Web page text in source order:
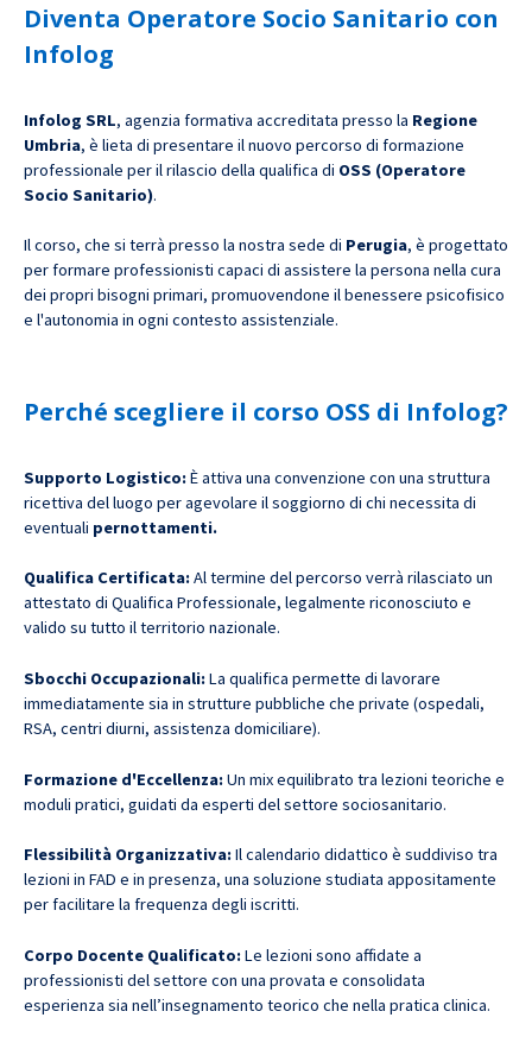
Diventa Operatore Socio Sanitario con
Infolog
Infolog SRL, agenzia formativa accreditata presso la Regione
Umbria, è lieta di presentare il nuovo percorso di formazione
professionale per il rilascio della qualifica di OSS (Operatore
Socio Sanitario).
Il corso, che si terrà presso la nostra sede di Perugia, è progettato
per formare professionisti capaci di assistere la persona nella cura
dei propri bisogni primari, promuovendone il benessere psicofisico
e l'autonomia in ogni contesto assistenziale.
Perché scegliere il corso OSS di Infolog?
Supporto Logistico:È attiva una convenzione con una struttura
ricettiva del luogo per agevolare il soggiorno di chi necessita di
eventuali pernottamenti.
Qualifica Certificata:Al termine del percorso verrà rilasciato un
attestato di Qualifica Professionale, legalmente riconosciuto e
valido su tutto il territorio nazionale.
Sbocchi Occupazionali:La qualifica permette di lavorare
immediatamente sia in strutture pubbliche che private (ospedali,
RSA, centri diurni, assistenza domiciliare).
Formazione d'Eccellenza:Un mix equilibrato tra lezioni teoriche e
moduli pratici, guidati da esperti del settore sociosanitario.
Flessibilità Organizzativa:Il calendario didattico è suddiviso tra
lezioni in FAD e in presenza, una soluzione studiata appositamente
per facilitare la frequenza degli iscritti.
Corpo Docente Qualificato:Le lezioni sono affidate a
professionisti del settore con una provata e consolidata
esperienza sia nell’insegnamento teorico che nella pratica clinica.